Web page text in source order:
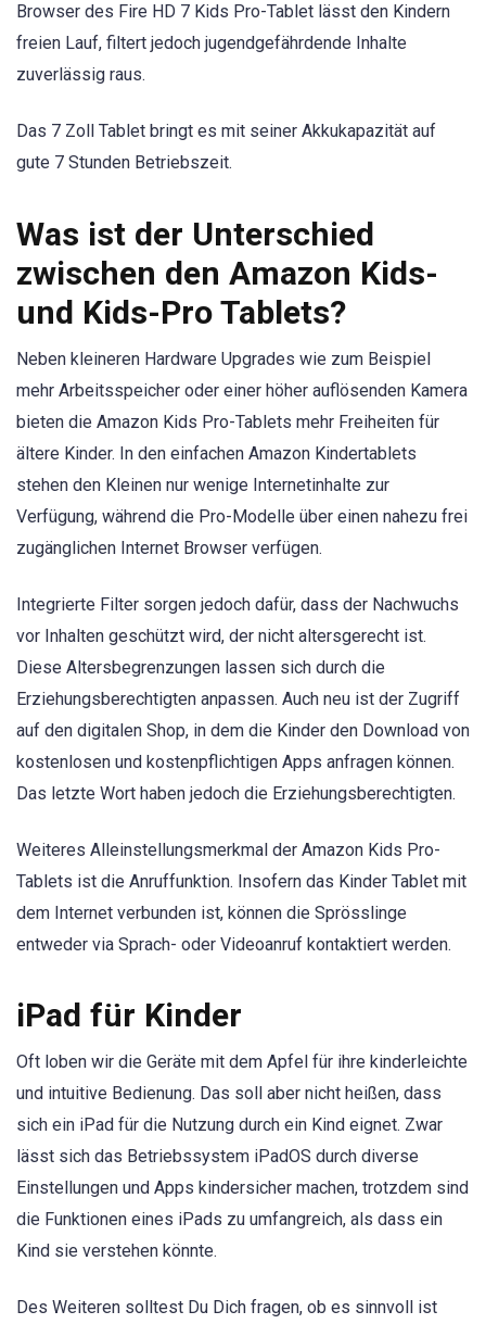
Browser des Fire HD 7 Kids Pro-Tablet lässt den Kindern
freien Lauf, filtert jedoch jugendgefährdende Inhalte
zuverlässig raus.
Das 7 Zoll Tablet bringt es mit seiner Akkukapazität auf
gute 7 Stunden Betriebszeit.
Was ist der Unterschied
zwischen den Amazon Kids-
und Kids-Pro Tablets?
Neben kleineren Hardware Upgrades wie zum Beispiel
mehr Arbeitsspeicher oder einer höher auflösenden Kamera
bieten die Amazon Kids Pro-Tablets mehr Freiheiten für
ältere Kinder. In den einfachen Amazon Kindertablets
stehen den Kleinen nur wenige Internetinhalte zur
Verfügung, während die Pro-Modelle über einen nahezu frei
zugänglichen Internet Browser verfügen.
Integrierte Filter sorgen jedoch dafür, dass der Nachwuchs
vor Inhalten geschützt wird, der nicht altersgerecht ist.
Diese Altersbegrenzungen lassen sich durch die
Erziehungsberechtigten anpassen. Auch neu ist der Zugriff
auf den digitalen Shop, in dem die Kinder den Download von
kostenlosen und kostenpflichtigen Apps anfragen können.
Das letzte Wort haben jedoch die Erziehungsberechtigten.
Weiteres Alleinstellungsmerkmal der Amazon Kids Pro-
Tablets ist die Anruffunktion. Insofern das Kinder Tablet mit
dem Internet verbunden ist, können die Sprösslinge
entweder via Sprach- oder Videoanruf kontaktiert werden.
iPad für Kinder
Oft loben wir die Geräte mit dem Apfel für ihre kinderleichte
und intuitive Bedienung. Das soll aber nicht heißen, dass
sich ein iPad für die Nutzung durch ein Kind eignet. Zwar
lässt sich das Betriebssystem iPadOS durch diverse
Einstellungen und Apps kindersicher machen, trotzdem sind
die Funktionen eines iPads zu umfangreich, als dass ein
Kind sie verstehen könnte.
Des Weiteren solltest Du Dich fragen, ob es sinnvoll ist